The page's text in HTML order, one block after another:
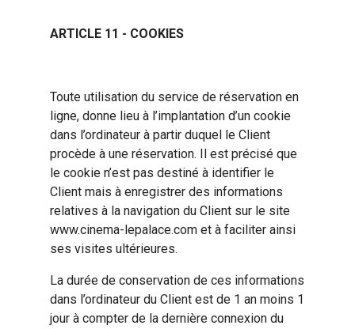
ARTICLE 11 - COOKIES
Toute utilisation du service de réservation en
ligne, donne lieu à l’implantation d’un cookie
dans l’ordinateur à partir duquel le Client
procède à une réservation. Il est précisé que
le cookie n’est pas destiné à identifier le
Client mais à enregistrer des informations
relatives à la navigation du Client sur le site
www.cinema-lepalace.com et à faciliter ainsi
ses visites ultérieures.
La durée de conservation de ces informations
dans l’ordinateur du Client est de 1 an moins 1
jour à compter de la dernière connexion du